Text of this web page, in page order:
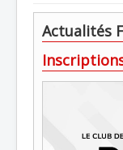
Actualités